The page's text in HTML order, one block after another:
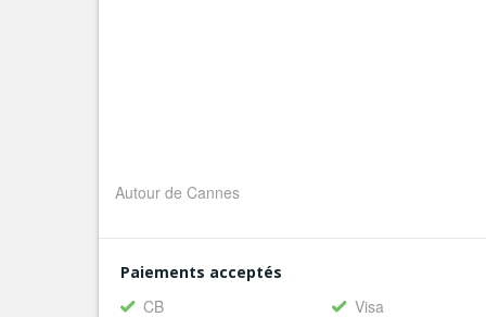
Autour de Cannes
Paiements acceptés
CB Visa